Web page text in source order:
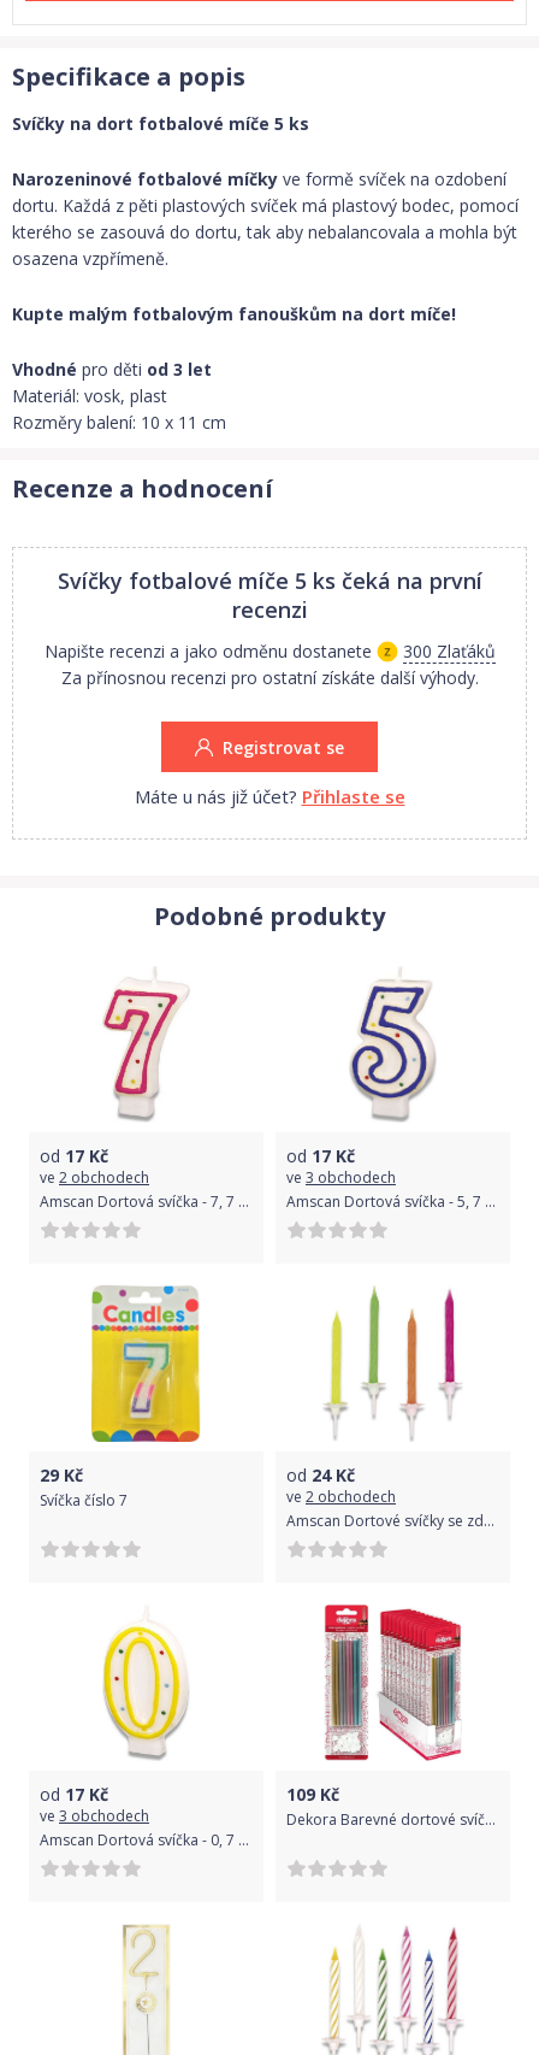
Specifikace a popis
Svíčky na dort fotbalové míče 5 ks
Narozeninové fotbalové míčky ve formě svíček na ozdobení
dortu. Každá z pěti plastových svíček má plastový bodec, pomocí
kterého se zasouvá do dortu, tak aby nebalancovala a mohla být
osazena vzpřímeně.
Kupte malým fotbalovým fanouškům na dort míče!
Vhodné pro děti od 3 let
Materiál: vosk, plast
Rozměry balení: 10 x 11 cm
Recenze a hodnocení
Svíčky fotbalové míče 5 ks čeká na první
recenzi
Napište recenzi a jako odměnu dostanete
300 Zlaťáků
Za přínosnou recenzi pro ostatní získáte další výhody.
Registrovat se
Máte u nás již účet? Přihlaste se
Podobné produkty
od 17 Kč
ve 2 obchodech
Amscan Dortová svíčka - 7, 7 cm
od 17 Kč
ve 3 obchodech
Amscan Dortová svíčka - 5, 7 cm
29 Kč
Svíčka číslo 7
od 24Kč
ve 2 obchodech
Amscan Dortové svíčky se zdobenými stojánky 10 ks
od 17 Kč
ve 3 obchodech
Amscan Dortová svíčka - 0, 7 cm
109 Kč
Dekora Barevné dortové svíčky se zápichem 13cm